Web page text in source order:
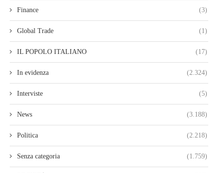
Finance (3)
Global Trade (1)
IL POPOLO ITALIANO (17)
In evidenza (2.324)
Interviste (5)
News (3.188)
Politica (2.218)
Senza categoria (1.759)